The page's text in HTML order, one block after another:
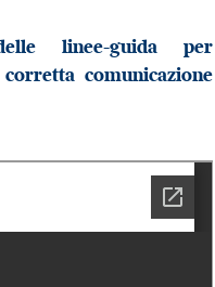
linee-guida per
comunicazione